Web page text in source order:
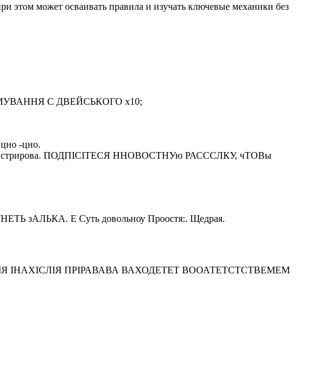
этом может осваивать правила и изучать ключевые механики без
С ДВЕЙСЬКОГО x10;
-цно.
ПОДПІСІТЕСЯ ННОВОСТНУю РАСССЛКУ, чTOBы
зАЛЬКА. Е Суть довольноу Проостя:. Щедрая.
ІНАХІСЛІЯ ПРІРАВАВА ВАХОДЕТЕТ ВООАТЕТСТСТВЕМЕМ